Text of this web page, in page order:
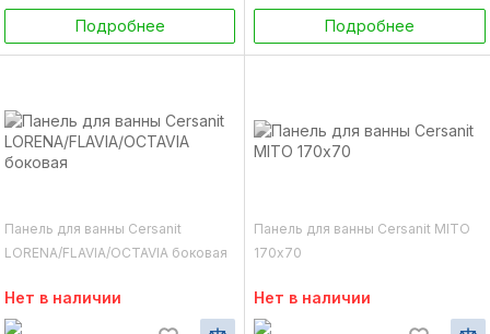
Подробнее Подробнее
Панель для ванны Cersanit
LORENA/FLAVIA/OCTAVIA боковая
Нет в наличии
Панель для ванны Cersanit MITO
170х70
Нет в наличии